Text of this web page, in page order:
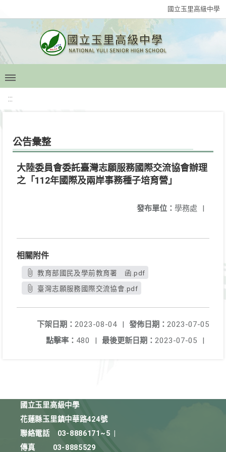
國立玉里高級中學
:::
公告彙整
大陸委員會委託臺灣志願服務國際交流協會辦理
之「112年國際及兩岸事務種子培育營」
發布單位： 學務處 |
相關附件
教育部國民及學前教育署 函.pdf
臺灣志願服務國際交流協會.pdf
發佈日期： 2023-07-05
下架日期： 2023-08-04
|
最後更新日期： 2023-07-05 |
點擊率： 480 |
國立玉里高級中學
花蓮縣玉里鎮中華路424號
聯絡電話
03-8886171~5
傳真
03-8885529